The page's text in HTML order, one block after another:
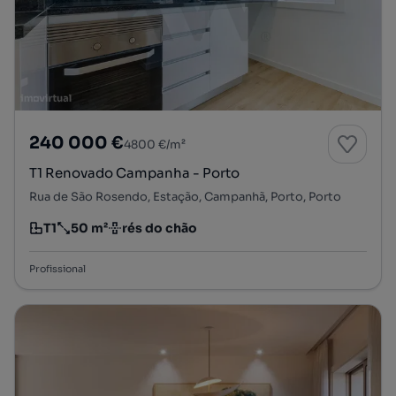
240 000 €4800 €/m²
T1 Renovado Campanha - Porto
Rua de São Rosendo, Estação, Campanhã, Porto, Porto
Tipologia
T1
Preço por metro quadrado
50 m²
Andar rés do chão
Profissional